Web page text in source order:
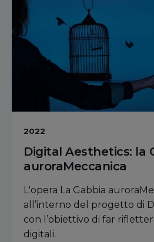
2022
Digital Aesthetics: la
auroraMeccanica
L'opera La Gabbia
all’interno del progetto di
con l’obiettivo di far
digitali.